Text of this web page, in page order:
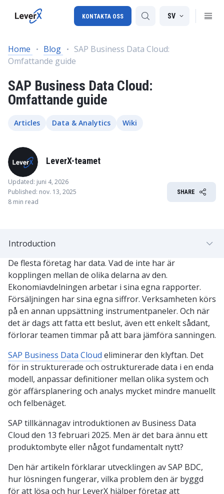
SAP-konsulttjänster
SAP Ariba
SAP EWM
SV
KONTAKTA OSS
Home Blog
SAP Business Data Cloud:
Omfattande guide
SAP Business Data Cloud:
Omfattande guide
Articles Data & Analytics Wiki
LeverX-teamet
Updated: juni 4, 2026
Published: nov. 13, 2025
8 min read
SHARE
De flesta företag har data. Vad de inte har är
kopplingen mellan de olika delarna av den.
Ekonomiavdelningen arbetar i sina egna rapporter.
Försäljningen har sina egna siffror. Verksamheten körs
på en annan uppsättning instrumentpaneler. Och när
det är dags att fatta ett beslut, även ett enkelt sådant,
förlorar teamen timmar på att bara jämföra sanningen.
SAP Business Data Cloud eliminerar den klyftan. Det
för in strukturerade och ostrukturerade data i en enda
modell, anpassar definitioner mellan olika system och
gör affärsplanering och analys mycket mindre manuellt
och felbenäget.
SAP tillkännagav introduktionen av Business Data
Cloud den 13 februari 2025. Men är det bara ännu ett
produktombyte eller något fundamentalt nytt?
Den här artikeln förklarar utvecklingen av SAP BDC,
hur lösningen fungerar, vilka problem den är byggd
för att lösa och hur LeverX hjälper företag att
Introduction